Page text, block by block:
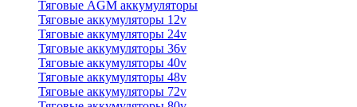
Тяговые AGM аккумуляторы
Тяговые аккумуляторы 12v
Тяговые аккумуляторы 24v
Тяговые аккумуляторы 36v
Тяговые аккумуляторы 40v
Тяговые аккумуляторы 48v
Тяговые аккумуляторы 72v